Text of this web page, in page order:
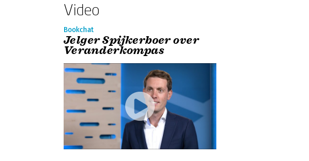
Video
Bookchat
Jelger Spijkerboer over
Veranderkompas